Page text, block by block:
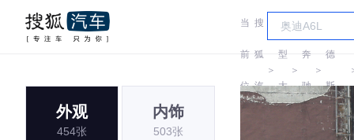
当
前
位
搜
狐
汽
＞
车
型
大
＞
奔
驰
＞
德
斯-
AMG
外观
454张
内饰
503张